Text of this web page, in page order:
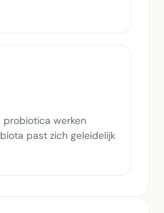
werken
past zich geleidelijk